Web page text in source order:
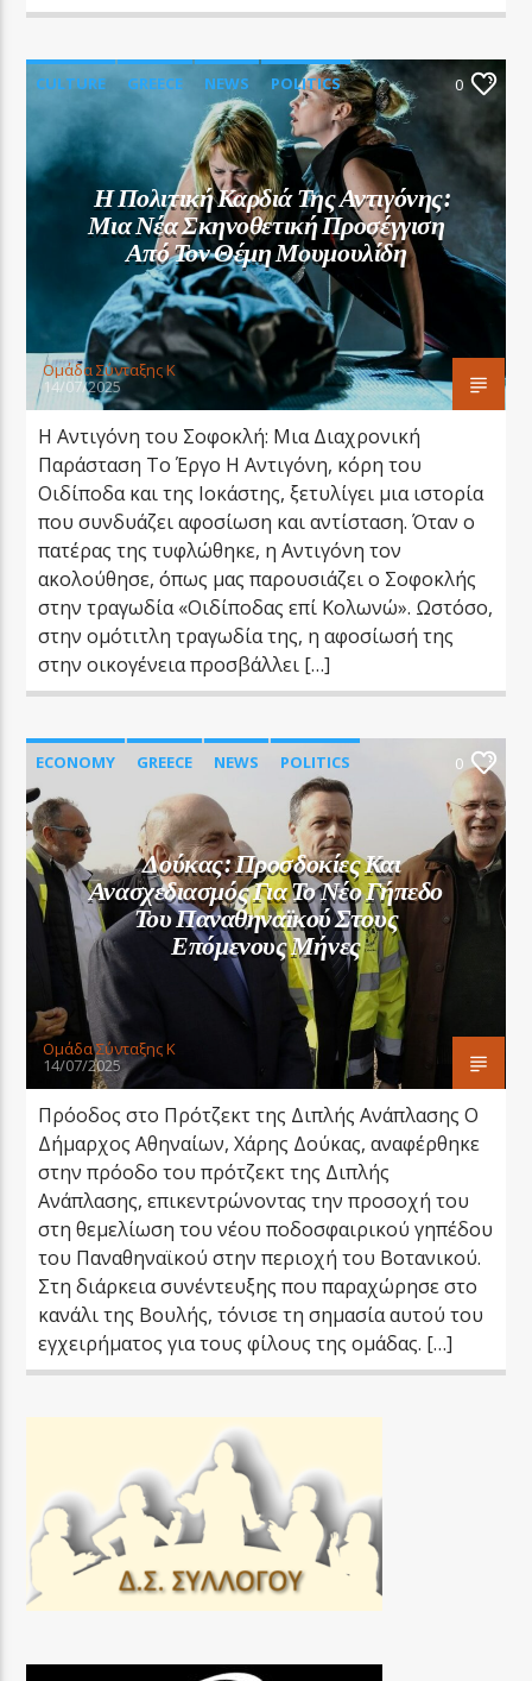
CULTURE GREECE NEWS
POLITICS
SOCIETY
0
Η Πολιτική Καρδιά Της Αντιγόνης:
Μια Νέα Σκηνοθετική Προσέγγιση
Από Τον Θέμη Μουμουλίδη
Oμάδα Σύνταξης Κ
14/07/2025
Η Αντιγόνη του Σοφοκλή: Μια Διαχρονική
Παράσταση Το Έργο Η Αντιγόνη, κόρη του
Οιδίποδα και της Ιοκάστης, ξετυλίγει μια ιστορία
που συνδυάζει αφοσίωση και αντίσταση. Όταν ο
πατέρας της τυφλώθηκε, η Αντιγόνη τον
ακολούθησε, όπως μας παρουσιάζει ο Σοφοκλής
στην τραγωδία «Οιδίποδας επί Κολωνώ». Ωστόσο,
στην ομότιτλη τραγωδία της, η αφοσίωσή της
στην οικογένεια προσβάλλει […]
ECONOMY GREECE NEWS
POLITICS
SOCIETY
SPORTS
0
Δούκας: Προσδοκίες Και
Ανασχεδιασμός Για Το Νέο Γήπεδο
Του Παναθηναϊκού Στους
Επόμενους Μήνες
Oμάδα Σύνταξης Κ
14/07/2025
Πρόοδος στο Πρότζεκτ της Διπλής Ανάπλασης Ο
Δήμαρχος Αθηναίων, Χάρης Δούκας, αναφέρθηκε
στην πρόοδο του πρότζεκτ της Διπλής
Ανάπλασης, επικεντρώνοντας την προσοχή του
στη θεμελίωση του νέου ποδοσφαιρικού γηπέδου
του Παναθηναϊκού στην περιοχή του Βοτανικού.
Στη διάρκεια συνέντευξης που παραχώρησε στο
κανάλι της Βουλής, τόνισε τη σημασία αυτού του
εγχειρήματος για τους φίλους της ομάδας. […]